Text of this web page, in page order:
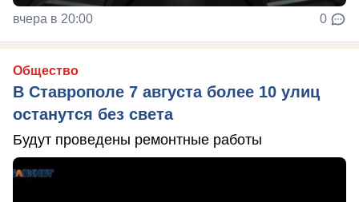
вчера в 20:00 0
Общество
В Ставрополе 7 августа более 10 улиц
останутся без света
Будут проведены ремонтные работы